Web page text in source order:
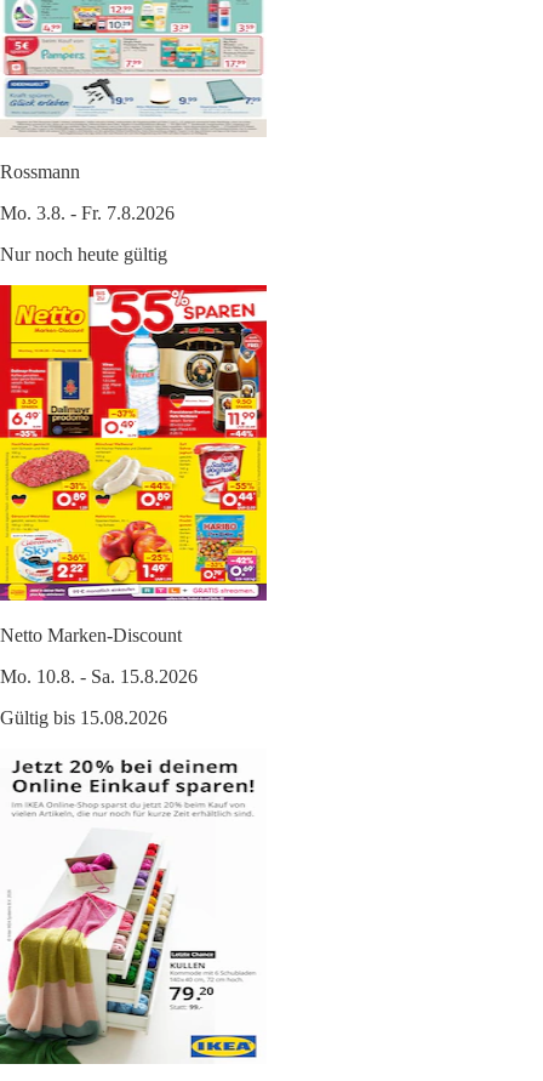
Rossmann
Mo. 3.8. - Fr. 7.8.2026
Nur noch heute gültig
Netto Marken-Discount
Mo. 10.8. - Sa. 15.8.2026
Gültig bis 15.08.2026